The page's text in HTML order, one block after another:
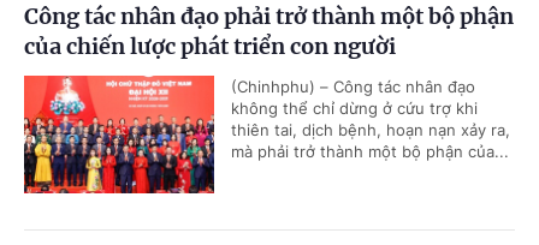
Công tác nhân đạo phải trở thành một bộ phận
của chiến lược phát triển con người
(Chinhphu) – Công tác nhân đạo
không thể chỉ dừng ở cứu trợ khi
thiên tai, dịch bệnh, hoạn nạn xảy ra,
mà phải trở thành một bộ phận của...